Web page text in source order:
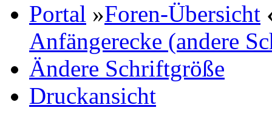
Portal »Foren-Übersicht
Anfängerecke (andere
Ändere Schriftgröße
Druckansicht